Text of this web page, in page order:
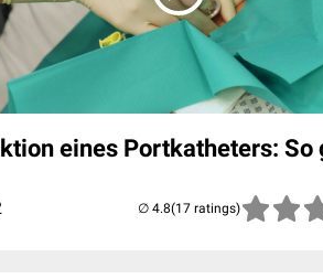
eines Portkatheters: So
(17 ratings)